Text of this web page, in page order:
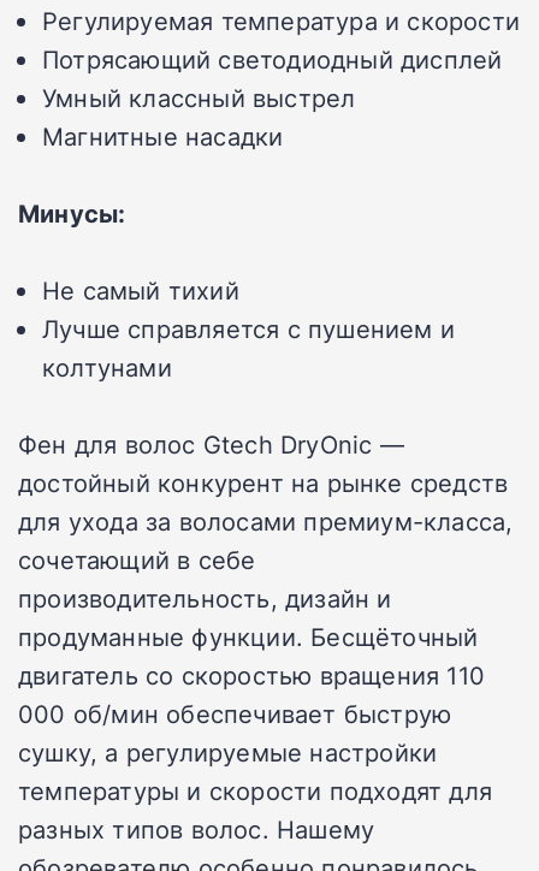
Регулируемая температура и скорости
Потрясающий светодиодный дисплей
Умный классный выстрел
Магнитные насадки
Минусы:
Не самый тихий
Лучше справляется с пушением и
колтунами
Фен для волос Gtech DryOnic —
достойный конкурент на рынке средств
для ухода за волосами премиум-класса,
сочетающий в себе
производительность, дизайн и
продуманные функции. Бесщёточный
двигатель со скоростью вращения 110
000 об/мин обеспечивает быструю
сушку, а регулируемые настройки
температуры и скорости подходят для
разных типов волос. Нашему